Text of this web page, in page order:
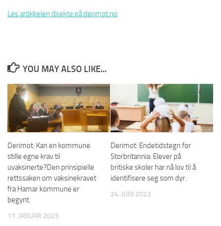
Les artikkelen direkte på derimot.no
YOU MAY ALSO LIKE...
Derimot: Kan en kommune
stille egne krav til
uvaksinerte?Den prinsipielle
rettssaken om vaksinekravet
fra Hamar kommune er
begynt.
17. JANUAR 2023
Derimot: Endetidstegn for
Storbritannia: Elever på
britiske skoler har nå lov til å
identifisere seg som dyr.
24. JUNI 2023